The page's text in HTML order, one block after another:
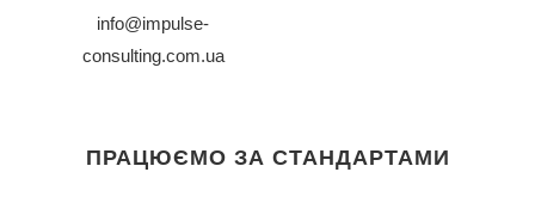
info@impulse-
consulting.com.ua
ПРАЦЮЄМО ЗА СТАНДАРТАМИ